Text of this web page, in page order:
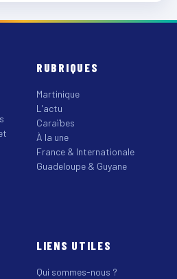
RUBRIQUES
Martinique
L'actu
Caraïbes
À la une
France & Internationale
Guadeloupe & Guyane
LIENS UTILES
Qui sommes-nous ?